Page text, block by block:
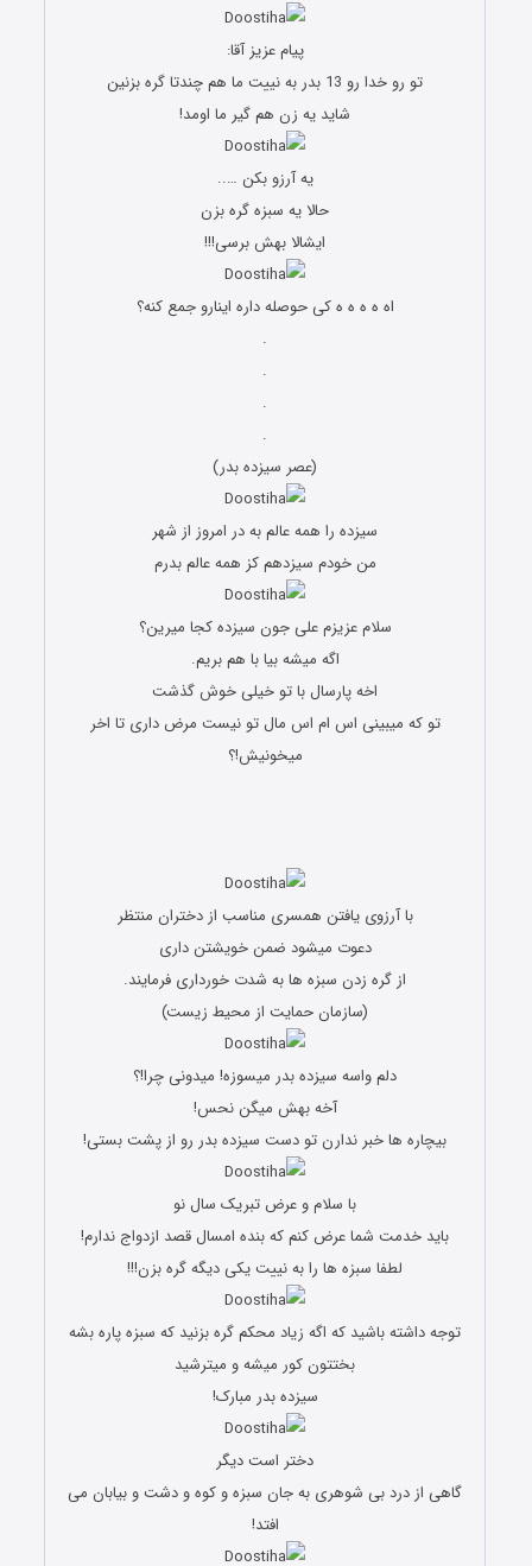
پیام عزیز آقا:
تو رو خدا رو 13 بدر به نییت ما هم چندتا گره بزنین
شاید یه زن هم گیر ما اومد!
یه آرزو بکن …..
حالا یه سبزه گره بزن
ایشالا بهش برسی!!!
اه ه ه ه ه کی حوصله داره اینارو جمع کنه؟
.
.
.
.
(عصر سیزده بدر)
سیزده را همه عالم به در امروز از شهر
من خودم سیزدهم کز همه عالم بدرم
سلام عزیزم علی جون سیزده کجا میرین؟
اگه میشه بیا با هم بریم.
اخه پارسال با تو خیلی خوش گذشت
تو که میبینی اس ام اس مال تو نیست مرض داری تا اخر
میخونیش!؟
با آرزوی یافتن همسری مناسب از دختران منتظر
دعوت میشود ضمن خویشتن داری
از گره زدن سبزه ها به شدت خورداری فرمایند.
(سازمان حمایت از محیط زیست)
دلم واسه سیزده بدر میسوزه! میدونی چرا!؟
آخه بهش میگن نحس!
بیچاره ها خبر ندارن تو دست سیزده بدر رو از پشت بستی!
با سلام و عرض تبریک سال نو
باید خدمت شما عرض کنم که بنده امسال قصد ازدواج ندارم!
لطفا سبزه ها را به نییت یکی دیگه گره بزن!!!
توجه داشته باشید که اگه زیاد محکم گره بزنید که سبزه پاره بشه
بختتون کور میشه و میترشید
سیزده بدر مبارک!
دختر است دیگر
گاهی از درد بی شوهری به جان سبزه و کوه و دشت و بیابان می
افتد!